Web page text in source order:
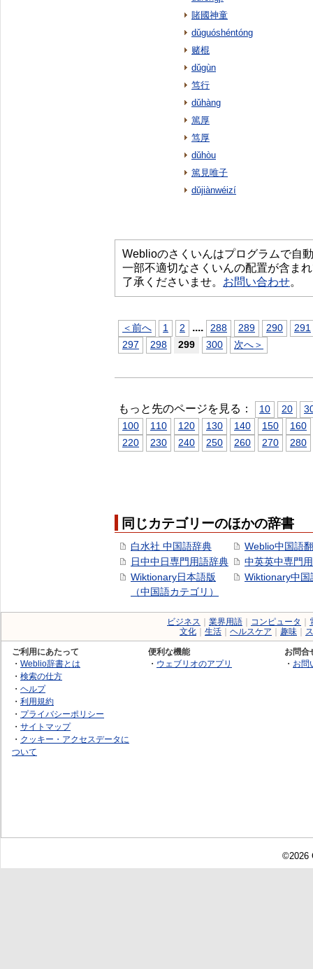
賭國神童
dǔguóshéntóng
赌棍
dǔgùn
笃行
dǔhàng
篤厚
笃厚
dǔhòu
篤見唯子
dǔjiànwéizí
Weblioのさくいんはプログラムで自
一部不適切なさくいんの配置が含ま
了承くださいませ。 お問い合わせ。
＜前へ 1 2 .... 288 289 290
291
297
298 299 300 次へ＞
もっと先のページを見る： 10 20
100
110 120 130 140 150
160
220
230 240 250 260 270 280
同じカテゴリーのほかの辞書
白水社 中国語辞典
日中中日専門用語辞典
Wiktionary日本語版
（中国語カテゴリ）
Weblio中国語
中英英中専門
Wiktionary中国
ビジネス 業界用語 コンピュータ
文化
生活 ヘルスケア 趣味
ご利用にあたって
・ Weblio辞書とは
・ 検索の仕方
・ ヘルプ
・ 利用規約
・ プライバシーポリシー
・ サイトマップ
・ クッキー・アクセスデータに
ついて
便利な機能
・ ウェブリオのアプリ
お問合
・ お問
©2026